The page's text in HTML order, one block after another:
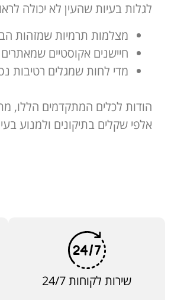
לגלות בעיות שהעין לא יכולה
מצלמות תרמיות שמזהות
חיישנים אקוסטיים
מדי לחות שמגלים רטיבות
הודות לכלים המתקדמים הללו,
אלפי שקלים בתיקונים ולמנוע
שירות לקוחות 24/7